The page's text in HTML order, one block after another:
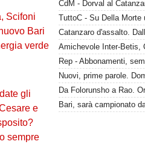
Scifoni
Bari
verde
gli
e
sempre
Catanzaro d'assalto.